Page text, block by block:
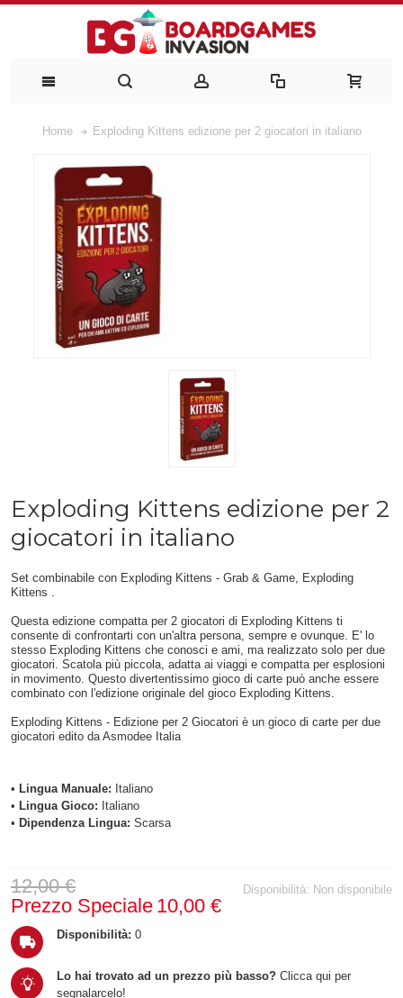
Home Exploding Kittens edizione per 2 giocatori in italiano
Exploding Kittens edizione per 2
giocatori in italiano
Set combinabile con Exploding Kittens - Grab & Game, Exploding
Kittens .
Questa edizione compatta per 2 giocatori di Exploding Kittens ti
consente di confrontarti con un'altra persona, sempre e ovunque. E' lo
stesso Exploding Kittens che conosci e ami, ma realizzato solo per due
giocatori. Scatola più piccola, adatta ai viaggi e compatta per esplosioni
in movimento. Questo divertentissimo gioco di carte può anche essere
combinato con l'edizione originale del gioco Exploding Kittens.
Exploding Kittens - Edizione per 2 Giocatori è un gioco di carte per due
giocatori edito da Asmodee Italia
• Lingua Manuale: Italiano
• Lingua Gioco: Italiano
• Dipendenza Lingua: Scarsa
Disponibilità: Non disponibile
12,00 €
Prezzo Speciale 10,00 €
Disponibilità: 0
Lo hai trovato ad un prezzo più basso? Clicca qui per
segnalarcelo!